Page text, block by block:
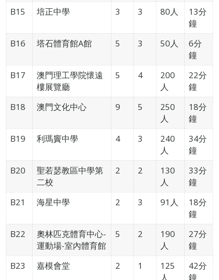
B15
培正中學 3 3 80人
13分
鐘
B16
塔石體育館A館 5 3 50人
6分
鐘
B17
澳門理工學院懷遠
樓展覽廳
5 4
200
人
22分
鐘
B18
澳門文化中心 9 5
250
人
18分
鐘
B19
利瑪竇中學 4 3
240
人
34分
鐘
B20
聖若瑟教區中學第
二校
2 2
130
人
33分
鐘
B21
海星中學 2 3 91人
18分
鐘
B22
奧林匹克體育中心-
運動場-室內體育館
5 2
190
人
27分
鐘
B23
嘉模會堂 2 1
125
人
42分
鐘